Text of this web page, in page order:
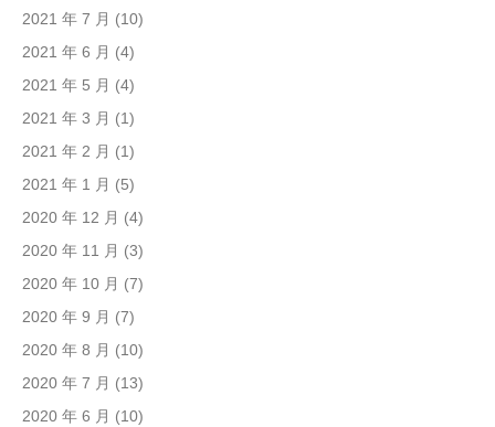
2021 年 7 月 (10)
2021 年 6 月 (4)
2021 年 5 月 (4)
2021 年 3 月 (1)
2021 年 2 月 (1)
2021 年 1 月 (5)
2020 年 12 月 (4)
2020 年 11 月 (3)
2020 年 10 月 (7)
2020 年 9 月 (7)
2020 年 8 月 (10)
2020 年 7 月 (13)
2020 年 6 月 (10)